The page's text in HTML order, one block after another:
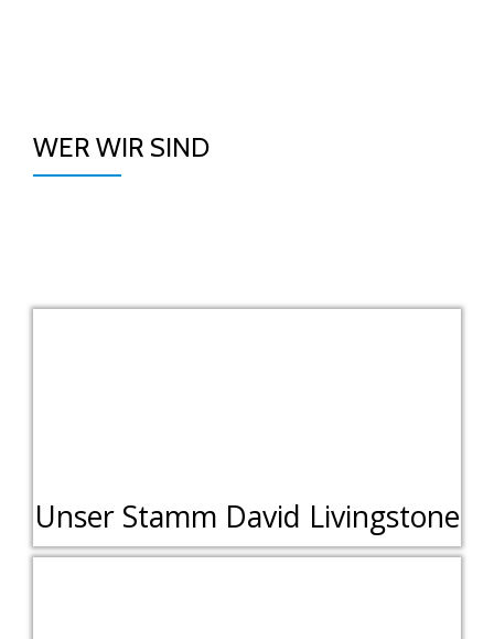
WER WIR SIND
Unser Stamm David Livingstone